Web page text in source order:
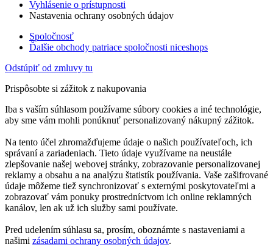
Vyhlásenie o prístupnosti
Nastavenia ochrany osobných údajov
Spoločnosť
Ďalšie obchody patriace spoločnosti niceshops
Odstúpiť od zmluvy tu
Prispôsobte si zážitok z nakupovania
Iba s vaším súhlasom používame súbory cookies a iné technológie,
aby sme vám mohli ponúknuť personalizovaný nákupný zážitok.
Na tento účel zhromažďujeme údaje o našich používateľoch, ich
správaní a zariadeniach. Tieto údaje využívame na neustále
zlepšovanie našej webovej stránky, zobrazovanie personalizovanej
reklamy a obsahu a na analýzu štatistík používania. Vaše zašifrované
údaje môžeme tiež synchronizovať s externými poskytovateľmi a
zobrazovať vám ponuky prostredníctvom ich online reklamných
kanálov, len ak už ich služby sami používate.
Pred udelením súhlasu sa, prosím, oboznámte s nastaveniami a
našimi zásadami ochrany osobných údajov.